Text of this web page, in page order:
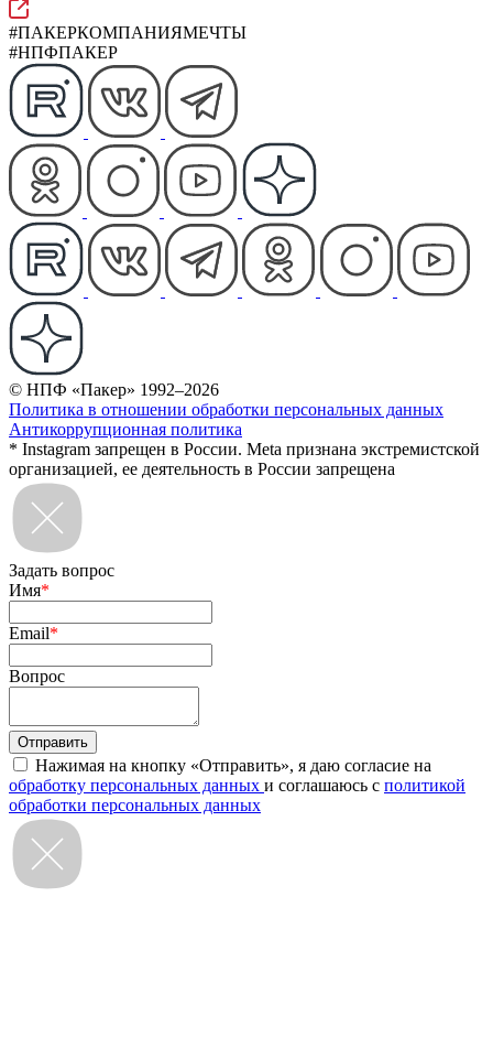
#ПАКЕРКОМПАНИЯМЕЧТЫ
#НПФПАКЕР
© НПФ «Пакер» 1992–2026
Политика в отношении обработки персональных данных
Антикоррупционная политика
* Instagram запрещен в России. Meta признана экстремистской
организацией, ее деятельность в России запрещена
Задать вопрос
Имя*
Email*
Вопрос
Нажимая на кнопку «Отправить», я даю согласие на
обработку персональных данных и соглашаюсь с политикой
обработки персональных данных